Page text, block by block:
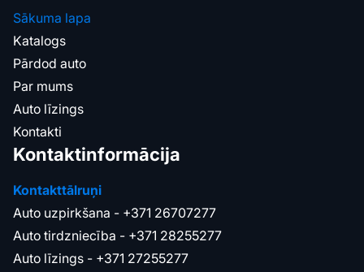
Sākuma lapa
Katalogs
Pārdod auto
Par mums
Auto līzings
Kontakti
Kontaktinformācija
Kontakttālruņi
Auto uzpirkšana - +371 26707277
Auto tirdzniecība - +371 28255277
Auto līzings - +371 27255277